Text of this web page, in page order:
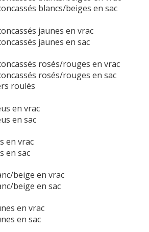
blancs/beiges en sac
jaunes en vrac
jaunes en sac
rosés/rouges en vrac
rosés/rouges en sac
roulés
en vrac
en sac
en vrac
en sac
beige en vrac
beige en sac
en vrac
en sac